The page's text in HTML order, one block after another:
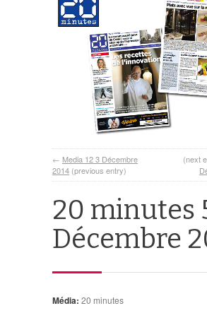
← Media 12 3 Décembre
2014 (previous entry)
(next
20 minutes
Décembre
Média: 20 minutes